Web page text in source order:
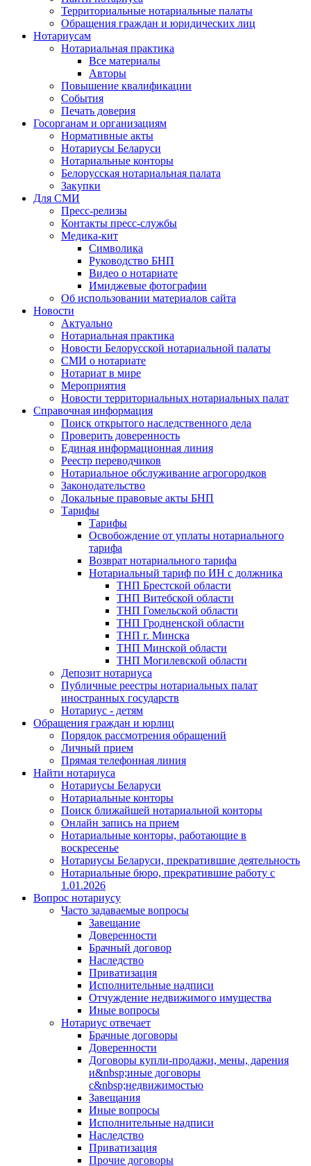
Территориальные нотариальные палаты
Обращения граждан и юридических лиц
Нотариусам
Нотариальная практика
Все материалы
Авторы
Повышение квалификации
События
Печать доверия
Госорганам и организациям
Нормативные акты
Нотариусы Беларуси
Нотариальные конторы
Белорусская нотариальная палата
Закупки
Для СМИ
Пресс-релизы
Контакты пресс-службы
Медика-кит
Символика
Руководство БНП
Видео о нотариате
Имиджевые фотографии
Об использовании материалов сайта
Новости
Актуально
Нотариальная практика
Новости Белорусской нотариальной палаты
СМИ о нотариате
Нотариат в мире
Мероприятия
Новости территориальных нотариальных палат
Справочная информация
Поиск открытого наследственного дела
Проверить доверенность
Единая информационная линия
Реестр переводчиков
Нотариальное обслуживание агрогородков
Законодательство
Локальные правовые акты БНП
Тарифы
Тарифы
Освобождение от уплаты нотариального
тарифа
Возврат нотариального тарифа
Нотариальный тариф по ИН с должника
ТНП Брестской области
ТНП Витебской области
ТНП Гомельской области
ТНП Гродненской области
ТНП г. Минска
ТНП Минской области
ТНП Могилевской области
Депозит нотариуса
Публичные реестры нотариальных палат
иностранных государств
Нотариус - детям
Обращения граждан и юрлиц
Порядок рассмотрения обращений
Личный прием
Прямая телефонная линия
Найти нотариуса
Нотариусы Беларуси
Нотариальные конторы
Поиск ближайшей нотариальной конторы
Онлайн запись на прием
Нотариальные конторы, работающие в
воскресенье
Нотариусы Беларуси, прекратившие деятельность
Нотариальные бюро, прекратившие работу с
1.01.2026
Вопрос нотариусу
Часто задаваемые вопросы
Завещание
Доверенности
Брачный договор
Наследство
Приватизация
Исполнительные надписи
Отчуждение недвижимого имущества
Иные вопросы
Нотариус отвечает
Брачные договоры
Доверенности
Договоры купли-продажи, мены, дарения
и&nbsp;иные договоры
с&nbsp;недвижимостью
Завещания
Иные вопросы
Исполнительные надписи
Наследство
Приватизация
Прочие договоры